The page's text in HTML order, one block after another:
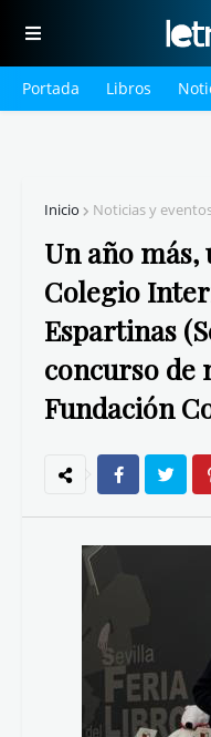
Portada Libros
Inicio Noticias y
Un año
Colegio
Espartinas
concurso de
Fundación